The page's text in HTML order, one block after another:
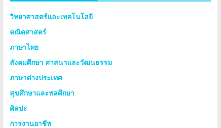
วิทยาศาสตร์และเทคโนโลยี
คณิตศาสตร์
ภาษาไทย
สังคมศึกษา ศาสนาและวัฒนธรรม
ภาษาต่างประเทศ
สุขศึกษาและพลศึกษา
ศิลปะ
การงานอาชีพ